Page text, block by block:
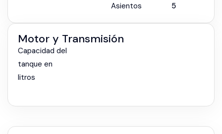
Asientos 5
Motor y Transmisión
Capacidad del
tanque en
litros